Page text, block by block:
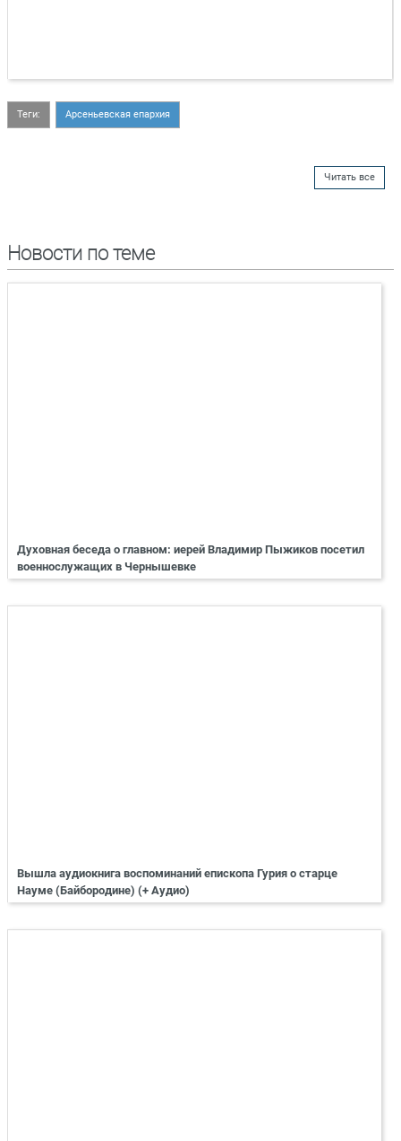
Теги: Арсеньевская епархия
Читать все
Новости по теме
Духовная беседа о главном: иерей Владимир Пыжиков посетил
военнослужащих в Чернышевке
Вышла аудиокнига воспоминаний епископа Гурия о старце
Науме (Байбородине) (+ Аудио)